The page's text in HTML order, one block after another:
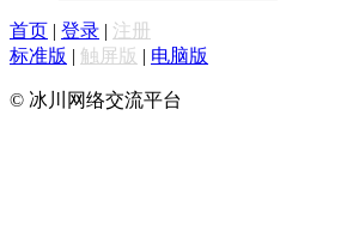
首页 登录
注册
标准版
触屏版 电脑版
© 冰川网络交流平台